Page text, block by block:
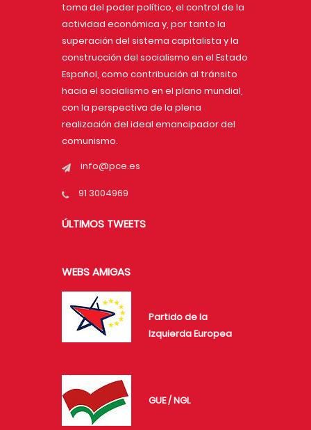
toma del poder político, el control de la
actividad económica y, por tanto la
superación del sistema capitalista y la
construcción del socialismo en el Estado
Español, como contribución al tránsito
hacia el socialismo en el plano mundial,
con la perspectiva de la plena
realización del ideal emancipador del
comunismo.
info@pce.es
91 3004969
ÚLTIMOS TWEETS
WEBS AMIGAS
Partido de la
Izquierda Europea
GUE / NGL